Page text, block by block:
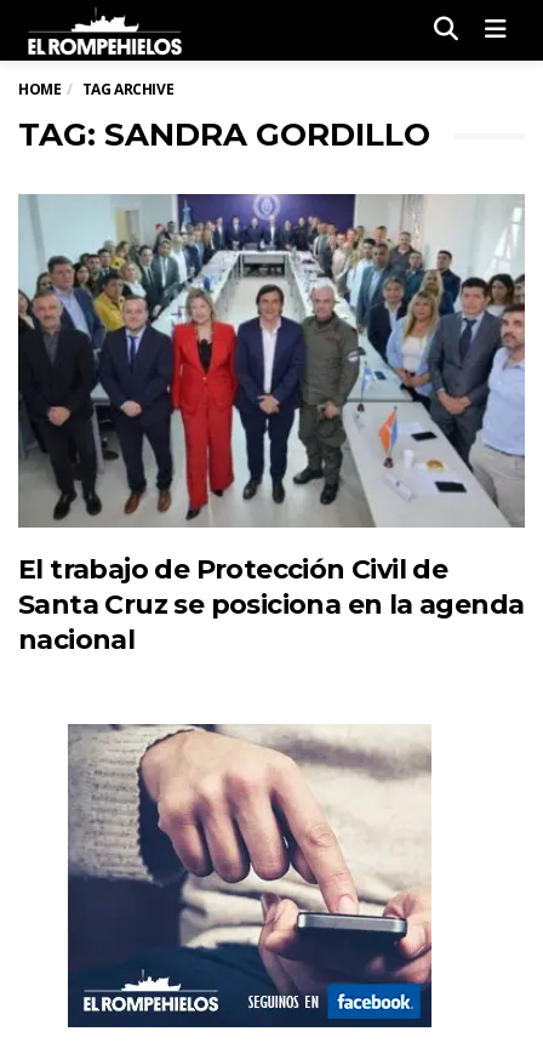
HOME TAG ARCHIVE
TAG: SANDRA GORDILLO
El trabajo de Protección Civil de
Santa Cruz se posiciona en la agenda
nacional